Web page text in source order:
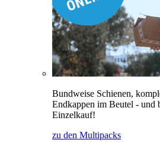
Bundweise Schienen,
Endkappen im Beutel - und
Einzelkauf!
zu den Multipacks